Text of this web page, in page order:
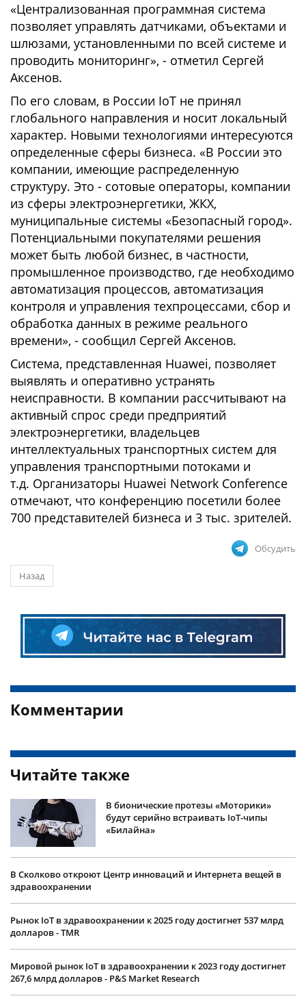
«Централизованная программная система
позволяет управлять датчиками, объектами и
шлюзами, установленными по всей системе и
проводить мониторинг», - отметил Сергей
Аксенов.
По его словам, в России IoT не принял
глобального направления и носит локальный
характер. Новыми технологиями интересуются
определенные сферы бизнеса. «В России это
компании, имеющие распределенную
структуру. Это - сотовые операторы, компании
из сферы электроэнергетики, ЖКХ,
муниципальные системы «Безопасный город».
Потенциальными покупателями решения
может быть любой бизнес, в частности,
промышленное производство, где необходимо
автоматизация процессов, автоматизация
контроля и управления техпроцессами, сбор и
обработка данных в режиме реального
времени», - сообщил Сергей Аксенов.
Система, представленная Huawei, позволяет
выявлять и оперативно устранять
неисправности. В компании рассчитывают на
активный спрос среди предприятий
электроэнергетики, владельцев
интеллектуальных транспортных систем для
управления транспортными потоками и
т.д. Организаторы Huawei Network Conference
отмечают, что конференцию посетили более
700 представителей бизнеса и 3 тыс. зрителей.
Обсудить
Назад
Комментарии
Читайте также
В бионические протезы «Моторики»
будут серийно встраивать IoT-чипы
«Билайна»
В Сколково откроют Центр инноваций и Интернета вещей в
здравоохранении
Рынок IoT в здравоохранении к 2025 году достигнет 537 млрд
долларов - TMR
Мировой рынок IoT в здравоохранении к 2023 году достигнет
267,6 млрд долларов - P&S Market Research